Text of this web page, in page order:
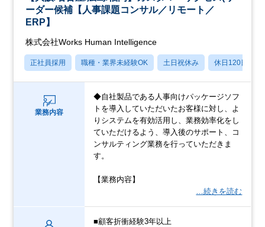
ーダー候補【人事課題コンサル／リモート／
ERP】
株式会社Works Human Intelligence
正社員採用 職種・業界未経験OK 土日祝休み 休日120日以上
業務内容
◆自社製品である人事向けパッケージソフ
トを導入していただいたお客様に対し、よ
りシステムを有効活用し、業務効率化をし
ていただけるよう、導入後のサポート、コ
ンサルティング業務を行っていただきま
す。
【業務内容】
…続きを読む
■顧客折衝経験3年以上